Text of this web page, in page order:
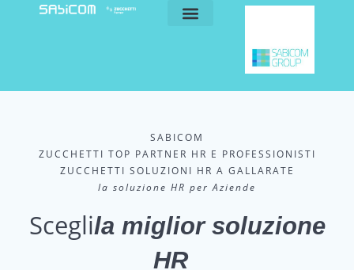
SABICOM
ZUCCHETTI TOP PARTNER HR E PROFESSIONISTI
ZUCCHETTI SOLUZIONI HR A GALLARATE
la soluzione HR per Aziende
Sceglila miglior soluzione
HR